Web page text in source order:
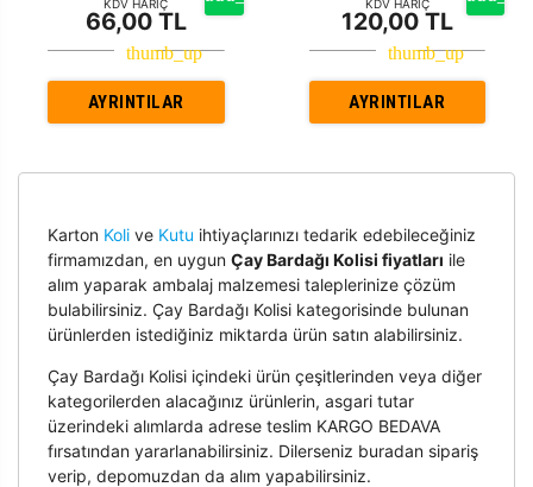
KDV HARİÇ
66,00 TL
AYRINTILAR
KDV HARİÇ
120,00 TL
AYRINTILAR
Karton Kolive Kutu ihtiyaçlarınızı tedarik edebileceğiniz
firmamızdan, en uygun Çay Bardağı Kolisi fiyatları ile
alım yaparak ambalaj malzemesi taleplerinize çözüm
bulabilirsiniz. Çay Bardağı Kolisi kategorisinde bulunan
ürünlerden istediğiniz miktarda ürün satın alabilirsiniz.
Çay Bardağı Kolisi içindeki ürün çeşitlerinden veya diğer
kategorilerden alacağınız ürünlerin, asgari tutar
üzerindeki alımlarda adrese teslim KARGO BEDAVA
fırsatından yararlanabilirsiniz. Dilerseniz buradan sipariş
verip, depomuzdan da alım yapabilirsiniz.